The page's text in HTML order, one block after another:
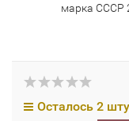
марка СССР
Осталось 2